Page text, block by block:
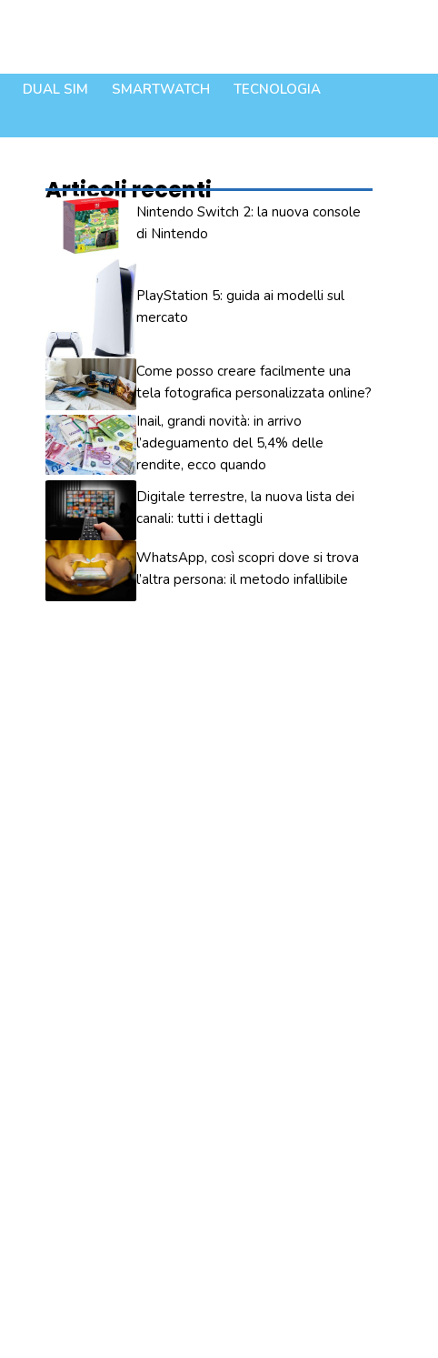
DUAL SIM SMARTWATCH
TECNOLOGIA
Articoli recenti
Nintendo Switch 2: la nuova console
di Nintendo
PlayStation 5: guida ai modelli sul
mercato
Come posso creare facilmente una
tela fotografica personalizzata online?
Inail, grandi novità: in arrivo
l’adeguamento del 5,4% delle
rendite, ecco quando
Digitale terrestre, la nuova lista dei
canali: tutti i dettagli
WhatsApp, così scopri dove si trova
l’altra persona: il metodo infallibile